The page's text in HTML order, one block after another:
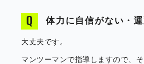
体力に自信がない・
大丈夫です。
マンツーマンで指導しますので、